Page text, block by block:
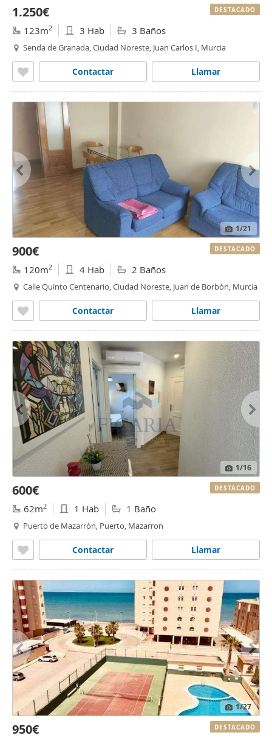
1.250€
123m2 3 Hab 3 Baños
Senda de Granada, Ciudad Noreste, Juan Carlos I, Murcia
Llamar
Contactar
DESTACADO
1/21
900€
120m2 4 Hab 2 Baños
Calle Quinto Centenario, Ciudad Noreste, Juan de Borbón, Murcia
Llamar
Contactar
DESTACADO
1/16
600€
62m2 1 Hab 1 Baño
Puerto de Mazarrón, Puerto, Mazarron
Llamar
Contactar
DESTACADO
1/27
950€ DESTACADO